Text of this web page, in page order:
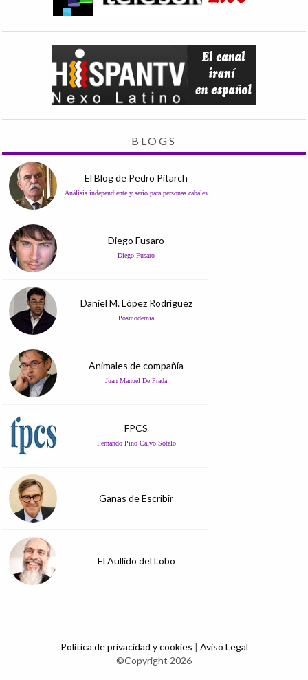
BLOGS
El Blog de Pedro Pitarch
Análisis independiente y serio para personas cabales
Diego Fusaro
Diego Fusaro
Daniel M. López Rodríguez
Posmodernia
Animales de compañía
Juan Manuel De Prada
FPCS
Fernando Pino Calvo Sotelo
Ganas de Escribir
El Aullido del Lobo
Política de privacidad y cookies | Aviso Legal
©Copyright 2026